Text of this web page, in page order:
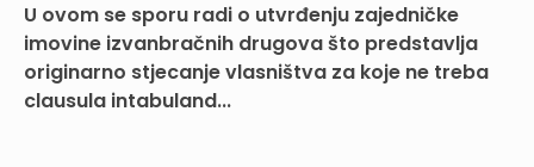
U ovom se sporu radi o utvrđenju zajedničke
imovine izvanbračnih drugova što predstavlja
originarno stjecanje vlasništva za koje ne treba
clausula intabuland...